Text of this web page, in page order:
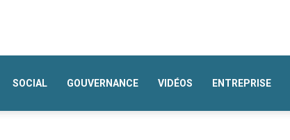
SOCIAL GOUVERNANCE VIDÉOS ENTREPRISE